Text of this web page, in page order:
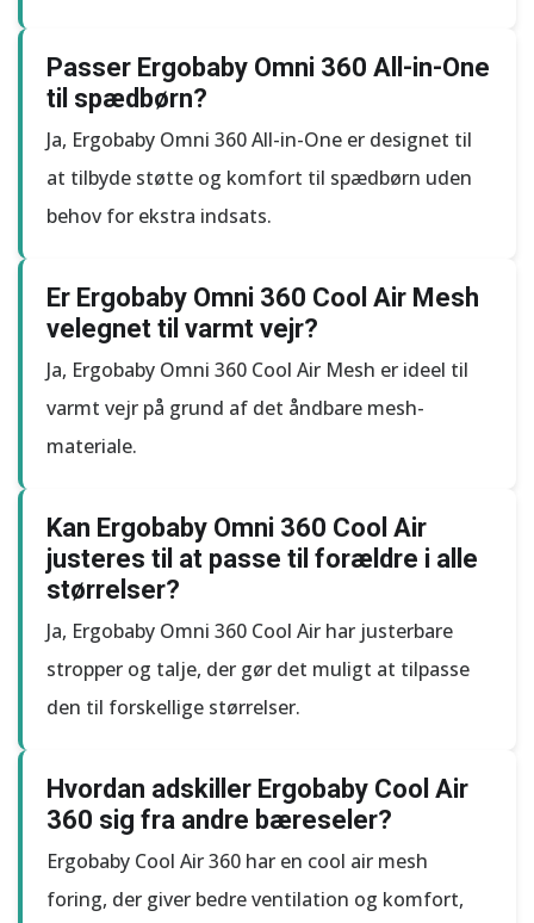
Passer Ergobaby Omni 360 All-in-One
til spædbørn?
Ja, Ergobaby Omni 360 All-in-One er designet til
at tilbyde støtte og komfort til spædbørn uden
behov for ekstra indsats.
Er Ergobaby Omni 360 Cool Air Mesh
velegnet til varmt vejr?
Ja, Ergobaby Omni 360 Cool Air Mesh er ideel til
varmt vejr på grund af det åndbare mesh-
materiale.
Kan Ergobaby Omni 360 Cool Air
justeres til at passe til forældre i alle
størrelser?
Ja, Ergobaby Omni 360 Cool Air har justerbare
stropper og talje, der gør det muligt at tilpasse
den til forskellige størrelser.
Hvordan adskiller Ergobaby Cool Air
360 sig fra andre bæreseler?
Ergobaby Cool Air 360 har en cool air mesh
foring, der giver bedre ventilation og komfort,